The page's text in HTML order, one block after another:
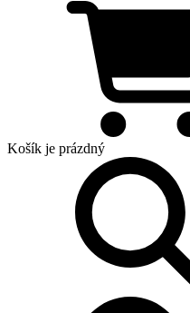
Košík je prázdný